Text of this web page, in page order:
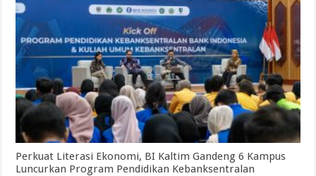
Perkuat Literasi Ekonomi, BI Kaltim Gandeng 6 Kampus
Luncurkan Program Pendidikan Kebanksentralan